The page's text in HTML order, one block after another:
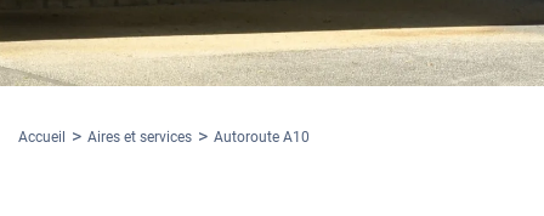
Accueil Aires et services Autoroute A10